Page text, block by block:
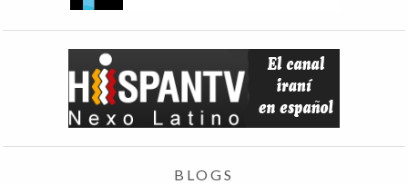
BLOGS